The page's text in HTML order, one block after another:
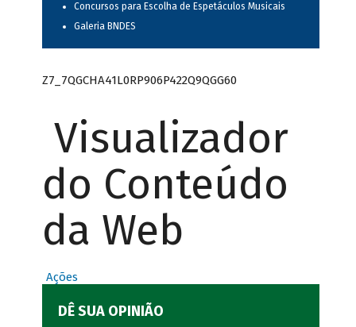
Concursos para Escolha de Espetáculos Musicais
Galeria BNDES
Z7_7QGCHA41L0RP906P422Q9QGG60
Visualizador
do Conteúdo
da Web
Ações
DÊ SUA OPINIÃO